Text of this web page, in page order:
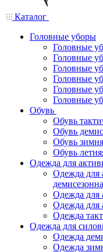
Каталог
Головные уборы
Головные
Головные
Головные
Головные
Головные
Головные
Обувь
Обувь
Обувь
Обувь
Обувь
Одежда для
Одежда для
Одежда для
Одежда для
Одежда
Одежда для
Одежда
Одежда